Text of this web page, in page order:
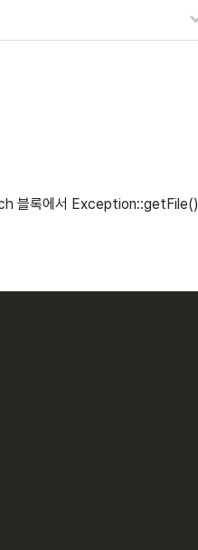
블록에서 Exception::getFile()